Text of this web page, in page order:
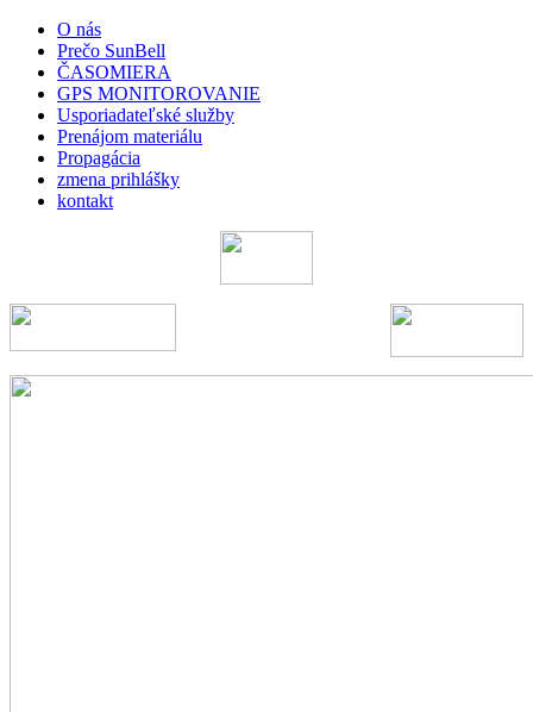
O nás
Prečo SunBell
ČASOMIERA
GPS MONITOROVANIE
Usporiadateľské služby
Prenájom materiálu
Propagácia
zmena prihlášky
kontakt